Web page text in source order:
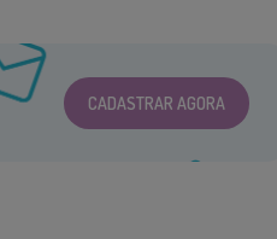
CADASTRAR AGORA